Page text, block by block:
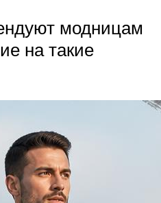
модницам
на такие